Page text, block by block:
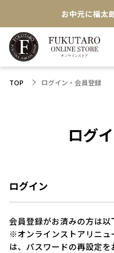
お中元に福太
★めんべい
【色々な味を試し
TOP ログイン・会員登録
ログ
ログイン
会員登録がお済みの方は以
※オンラインストアリニュ
は、パスワードの再設定を